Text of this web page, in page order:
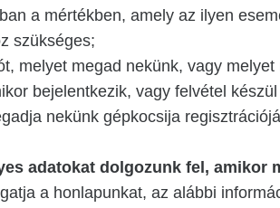
a mértékben, amely az ilyen
szükséges;
melyet megad nekünk, vagy
bejelentkezik, vagy felvétel
nekünk gépkocsija
adatokat dolgozunk fel, amikor
a honlapunkat, az alábbi